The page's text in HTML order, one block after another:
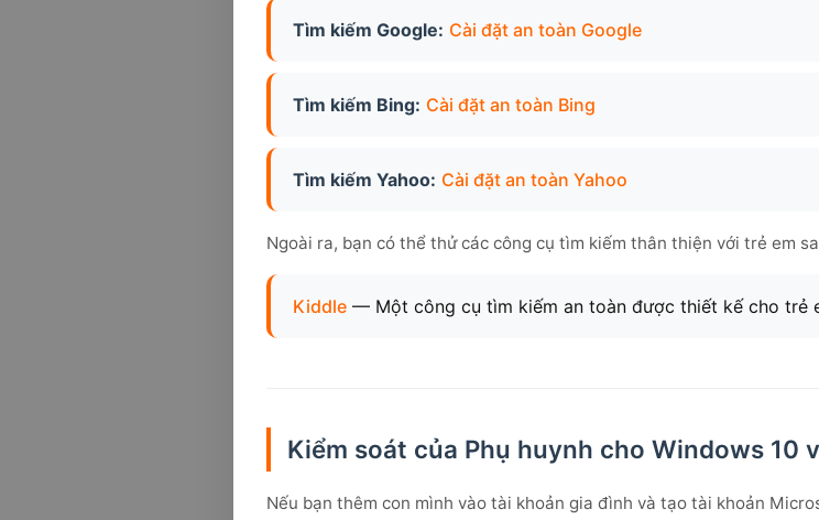
Tìm kiếm Google: Cài đặt an toàn Google
Tìm kiếm Bing: Cài đặt an toàn Bing
Tìm kiếm Yahoo: Cài đặt an toàn Yahoo
Ngoài ra, bạn có thể thử các công cụ tìm kiếm thân thiện với trẻ em
Kiddle — Một công cụ tìm kiếm an toàn được thiết kế cho trẻ
Kiểm soát của Phụ huynh cho Windows 10
Nếu bạn thêm con mình vào tài khoản gia đình và tạo tài khoản